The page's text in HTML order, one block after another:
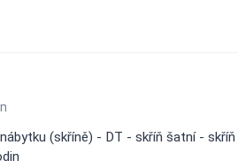
(skříně) - DT - skříň šatní -